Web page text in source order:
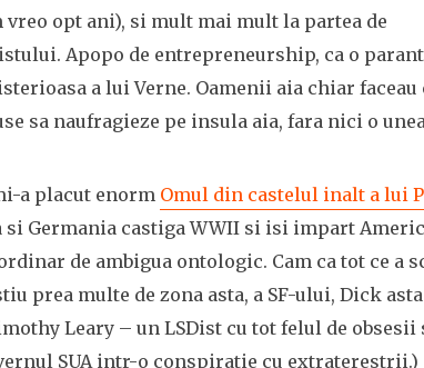
vreo opt ani), si mult mai mult la partea de
Apopo de entrepreneurship, ca o
a lui Verne. Oamenii aia chiar
sa naufragieze pe insula aia, fara nici o
a placut enorm Omul din castelul inalt a lui
si Germania castiga WWII si isi impart
de ambigua ontologic. Cam ca tot ce a
prea multe de zona asta, a SF-ului, Dick
Leary – un LSDist cu tot felul de
SUA intr-o conspiratie cu extraterestrii.)